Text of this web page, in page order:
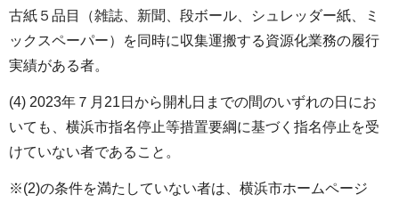
古紙５品目（雑誌、新聞、段ボール、シュレッダー紙、ミ
ックスペーパー）を同時に収集運搬する資源化業務の履行
実績がある者。
(4) 2023年７月21日から開札日までの間のいずれの日にお
いても、横浜市指名停止等措置要綱に基づく指名停止を受
けていない者であること。
※(2)の条件を満たしていない者は、横浜市ホームページ